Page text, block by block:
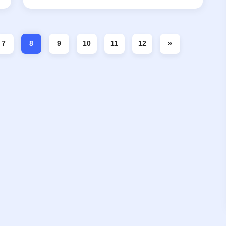
7 8 9 10 11 12 »